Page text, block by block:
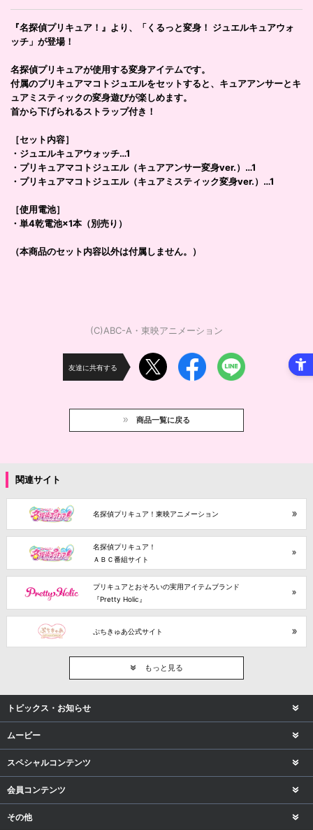
『名探偵プリキュア！』より、「くるっと変身！ ジュエルキュアウォ
ッチ」が登場！
名探偵プリキュアが使用する変身アイテムです。
付属のプリキュアマコトジュエルをセットすると、キュアアンサーとキ
ュアミスティックの変身遊びが楽しめます。
首から下げられるストラップ付き！
［セット内容］
・ジュエルキュアウォッチ…1
・プリキュアマコトジュエル（キュアアンサー変身ver.）…1
・プリキュアマコトジュエル（キュアミスティック変身ver.）…1
［使用電池］
・単4乾電池×1本（別売り）
（本商品のセット内容以外は付属しません。）
(C)ABC-A・東映アニメーション
友達に共有する
商品一覧に戻る
関連サイト
名探偵プリキュア！東映アニメーション
名探偵プリキュア！
ＡＢＣ番組サイト
プリキュアとおそろいの実用アイテムブランド
『Pretty Holic』
ぷちきゅあ公式サイト
もっと見る
トピックス・お知らせ
ムービー
スペシャルコンテンツ
会員コンテンツ
その他